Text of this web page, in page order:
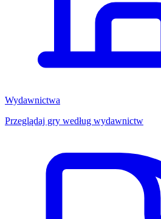
Wydawnictwa
Przeglądaj gry według wydawnictw